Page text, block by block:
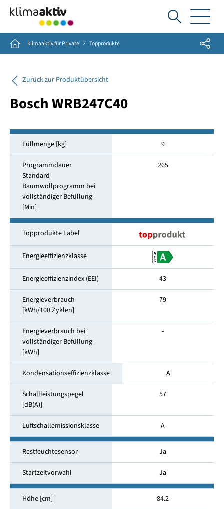
Ich
suche...
Home klimaaktiv für Private Topprodukte Share
Zurück zur Produktübersicht
Bosch WRB247C40
Füllmenge [kg] 9
Programmdauer
Standard
Baumwollprogramm bei
vollständiger Befüllung
[Min]
265
Topprodukte Label
Energieeffizienzklasse
Energieeffizienzindex (EEI) 43
Energieverbrauch
[kWh/100 Zyklen]
79
Energieverbrauch bei
vollständiger Befüllung
[kWh]
-
Kondensationseffizienzklasse A
Schallleistungspegel
[dB(A)]
57
Luftschallemissionsklasse A
Restfeuchtesensor Ja
Startzeitvorwahl Ja
Höhe [cm] 84.2